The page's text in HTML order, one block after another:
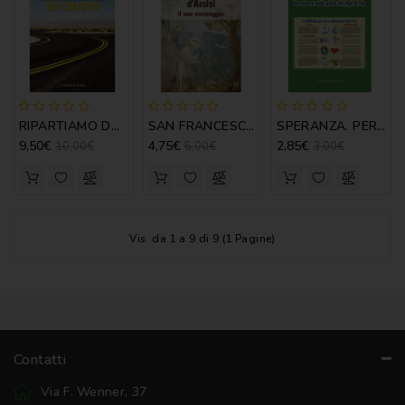
PERGAMENE
PREGHIERE
REGISTRI
PARROCCHIALI
VARIE
PER
BAMBINI
RIPARTIAMO DA CRISTO - M. ARAMINI
9,50€
SAN FRANCESCO D'ASSISI - IL SUO MESSAGGIO
4,75€
SPERANZA. PER VIVERE NELLA GIOIA - R. LUPI
2,85€
Vis. da 1 a 9 di 9 (1 Pagine)
Contatti
Via F. Wenner, 37